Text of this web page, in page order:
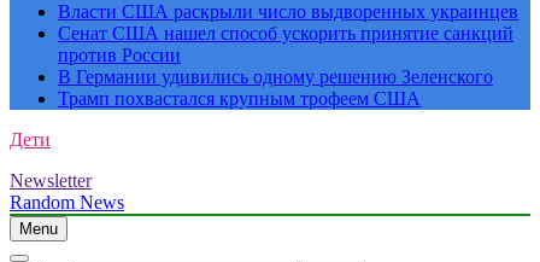
Власти США раскрыли число выдворенных украинцев
Сенат США нашел способ ускорить принятие санкций
против России
В Германии удивились одному решению Зеленского
Трамп похвастался крупным трофеем США
Дети
Newsletter
Random News
Menu